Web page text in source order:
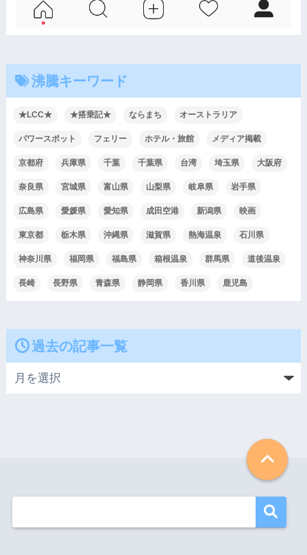
沸騰キーワード
★LCC★ ★搭乗記★ ならまち オーストラリア
パワースポット フェリー ホテル・旅館 メディア掲載
京都府 兵庫県 千葉 千葉県 台湾 埼玉県 大阪府
奈良県 宮城県 富山県 山梨県 岐阜県 岩手県
広島県 愛媛県 愛知県 成田空港 新潟県 映画
東京都 栃木県 沖縄県 滋賀県 熱海温泉 石川県
神奈川県 福岡県 福島県 箱根温泉 群馬県 道後温泉
長崎 長野県 青森県 静岡県 香川県 鹿児島
過去の記事一覧